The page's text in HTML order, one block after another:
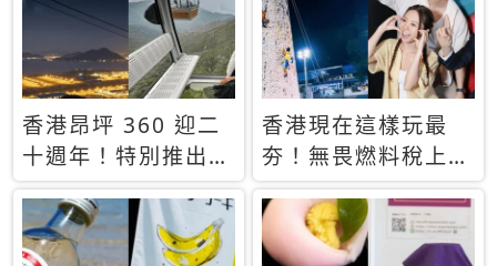
休才去圓夢 (附8.5
萬次下載峇里島地
圖)😍
支援中文
香港昂坪 360 迎二
十週年！特別推出
「夜間纜車」，輕旅
行帶你搶先揭秘台灣
專屬禮遇
香港現在這樣玩最
夯！無畏燃料稅上
漲，現在買自由行只
要8888元起